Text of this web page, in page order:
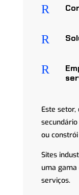
R
R
R
Este setor,
secundário
ou
Sites
uma
serviços.